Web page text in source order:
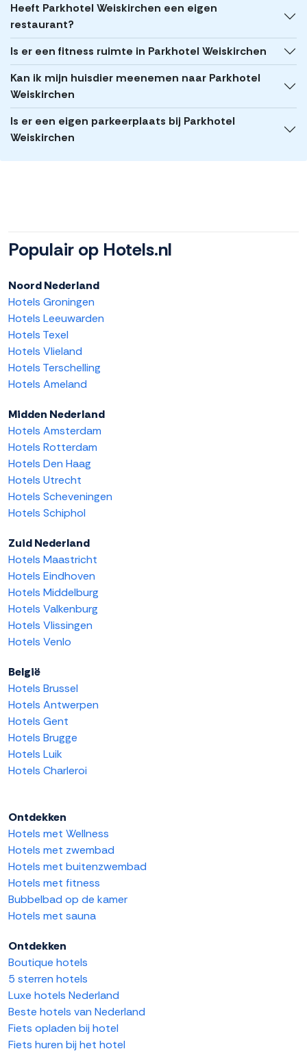
Heeft Parkhotel Weiskirchen een eigen
restaurant?
Is er een fitness ruimte in Parkhotel Weiskirchen
Kan ik mijn huisdier meenemen naar Parkhotel
Weiskirchen
Is er een eigen parkeerplaats bij Parkhotel
Weiskirchen
Populair op Hotels.nl
Noord Nederland
Hotels Groningen
Hotels Leeuwarden
Hotels Texel
Hotels Vlieland
Hotels Terschelling
Hotels Ameland
Midden Nederland
Hotels Amsterdam
Hotels Rotterdam
Hotels Den Haag
Hotels Utrecht
Hotels Scheveningen
Hotels Schiphol
Zuid Nederland
Hotels Maastricht
Hotels Eindhoven
Hotels Middelburg
Hotels Valkenburg
Hotels Vlissingen
Hotels Venlo
België
Hotels Brussel
Hotels Antwerpen
Hotels Gent
Hotels Brugge
Hotels Luik
Hotels Charleroi
Ontdekken
Hotels met Wellness
Hotels met zwembad
Hotels met buitenzwembad
Hotels met fitness
Bubbelbad op de kamer
Hotels met sauna
Ontdekken
Boutique hotels
5 sterren hotels
Luxe hotels Nederland
Beste hotels van Nederland
Fiets opladen bij hotel
Fiets huren bij het hotel